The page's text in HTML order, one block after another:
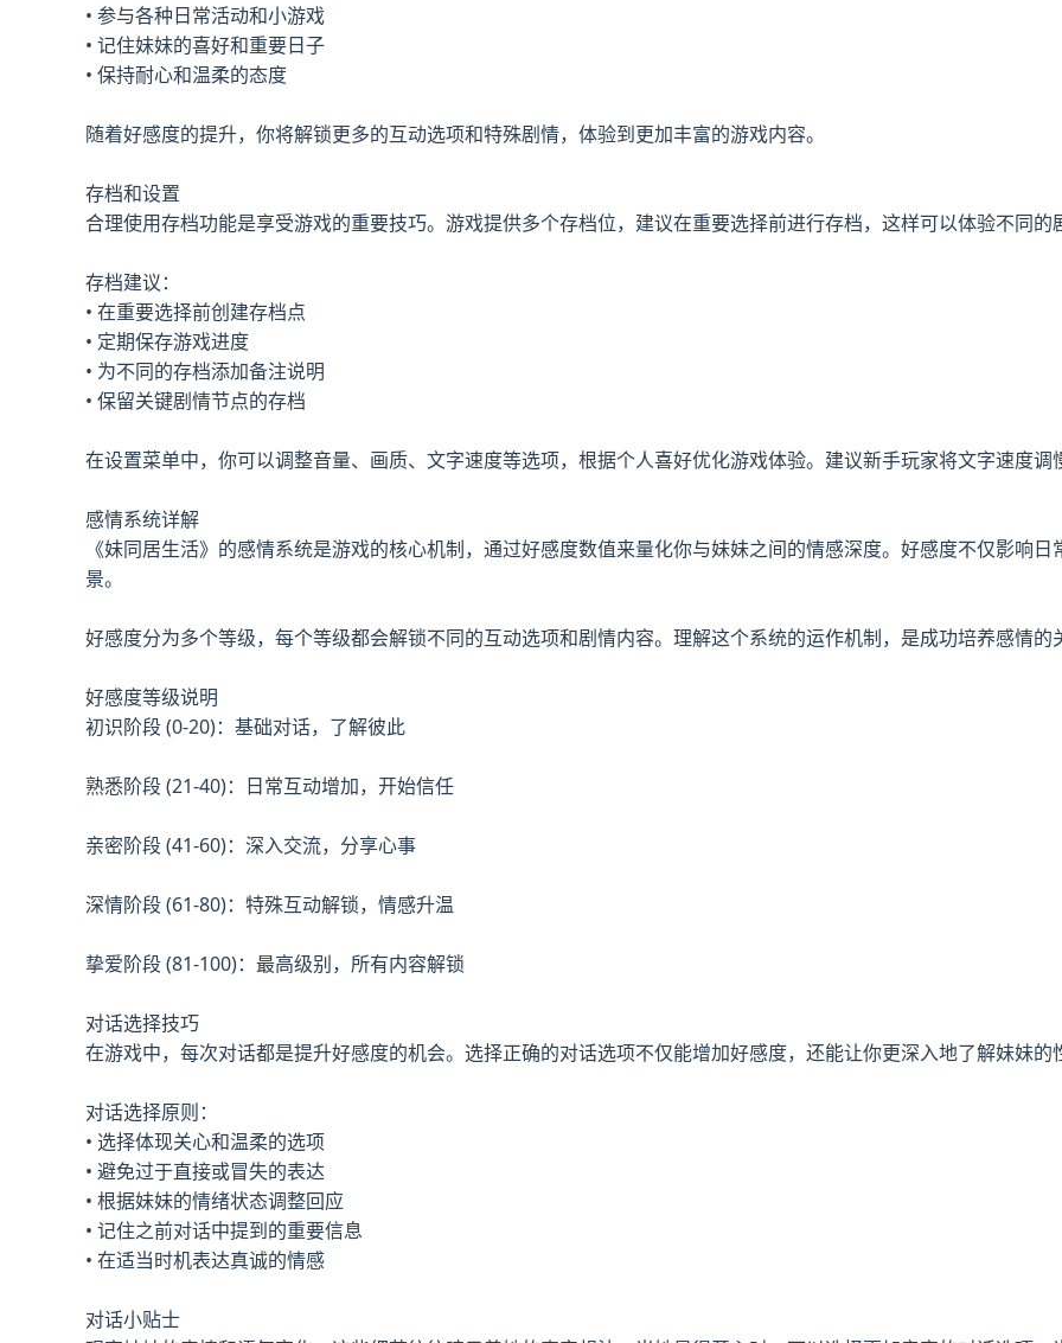
• 参与各种日常活动和小游戏
• 记住妹妹的喜好和重要日子
• 保持耐心和温柔的态度
随着好感度的提升，你将解锁更多的互动选项和特殊剧情，体验到更加丰富的游戏内容。
存档和设置
合理使用存档功能是享受游戏的重要技巧。游戏提供多个存档位，建议在重要选择前进行存档，这样可以体验不同的
存档建议：
• 在重要选择前创建存档点
• 定期保存游戏进度
• 为不同的存档添加备注说明
• 保留关键剧情节点的存档
在设置菜单中，你可以调整音量、画质、文字速度等选项，根据个人喜好优化游戏体验。建议新手玩家将文字速度调
感情系统详解
《妹同居生活》的感情系统是游戏的核心机制，通过好感度数值来量化你与妹妹之间的情感深度。好感度不仅影响
景。
好感度分为多个等级，每个等级都会解锁不同的互动选项和剧情内容。理解这个系统的运作机制，是成功培养感情的
好感度等级说明
初识阶段 (0-20)：基础对话，了解彼此
熟悉阶段 (21-40)：日常互动增加，开始信任
亲密阶段 (41-60)：深入交流，分享心事
深情阶段 (61-80)：特殊互动解锁，情感升温
挚爱阶段 (81-100)：最高级别，所有内容解锁
对话选择技巧
在游戏中，每次对话都是提升好感度的机会。选择正确的对话选项不仅能增加好感度，还能让你更深入地了解妹妹的
对话选择原则：
• 选择体现关心和温柔的选项
• 避免过于直接或冒失的表达
• 根据妹妹的情绪状态调整回应
• 记住之前对话中提到的重要信息
• 在适当时机表达真诚的情感
对话小贴士